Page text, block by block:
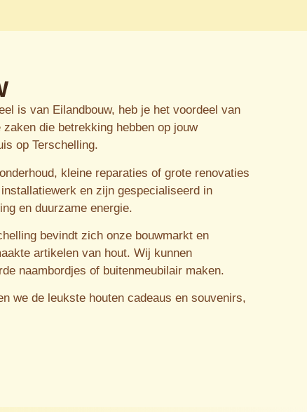
is van Eilandbouw, heb je het voordeel van
die betrekking hebben op jouw
op Terschelling.
kleine reparaties of grote renovaties
en zijn gespecialiseerd in
en duurzame energie.
bevindt zich onze bouwmarkt en
artikelen van hout. Wij kunnen
naambordjes of buitenmeubilair maken.
we de leukste houten cadeaus en souvenirs,